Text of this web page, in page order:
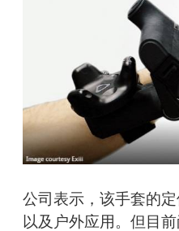
公司表示，该手套的定
以及户外应用。但目